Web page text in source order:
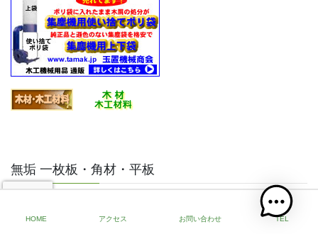
無垢 一枚板・角材・平板
一般の方でも卸価格で高品質な無垢天然木
をご購入いただける、製材メーカー直営通
HOME アクセス お問い合わせ TEL